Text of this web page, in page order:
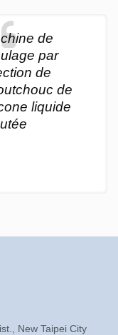
de
par
de
de
liquide
New Taipei City